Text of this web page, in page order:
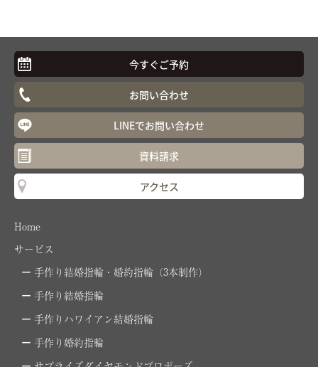
今すぐご予約
お問い合わせ
LINEでお問い合わせ
資料請求
アクセス
Home
サービス
手作り結婚指輪・婚約指輪（3本制作）
手作り結婚指輪
手作りハワイアン結婚指輪
手作り婚約指輪